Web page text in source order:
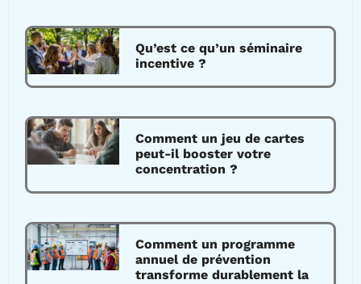
Qu’est ce qu’un séminaire
incentive ?
Comment un jeu de cartes
peut-il booster votre
concentration ?
Comment un programme
annuel de prévention
transforme durablement la